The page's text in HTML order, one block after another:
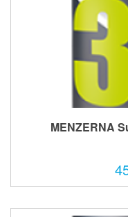
MENZERNA